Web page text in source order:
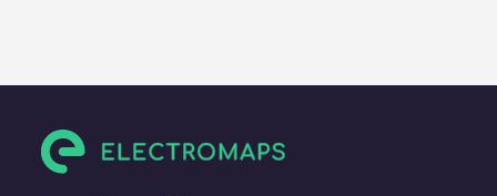
su vehículo eléctrico.